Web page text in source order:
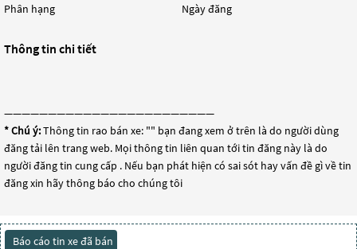
Phân hạng Ngày đăng
Thông tin chi tiết
————————————————————————
* Chú ý:Thông tin rao bán xe: "" bạn đang xem ở trên là do người dùng
đăng tải lên trang web. Mọi thông tin liên quan tới tin đăng này là do
người đăng tin cung cấp . Nếu bạn phát hiện có sai sót hay vấn đề gì về tin
đăng xin hãy thông báo cho chúng tôi
Báo cáo tin xe đã bán